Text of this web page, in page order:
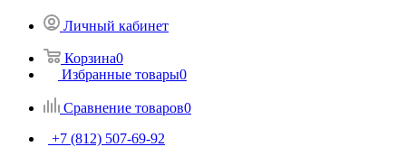
Личный кабинет
Корзина0
Избранные товары0
Сравнение товаров0
+7 (812) 507-69-92